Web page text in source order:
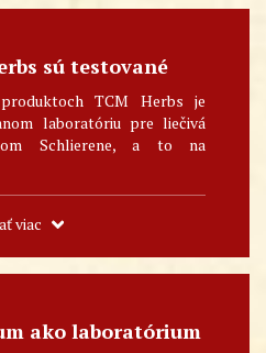
sú testované
TCM Herbs je
laboratóriu pre liečivá
Schlierene, a to na
viac
ako laboratórium